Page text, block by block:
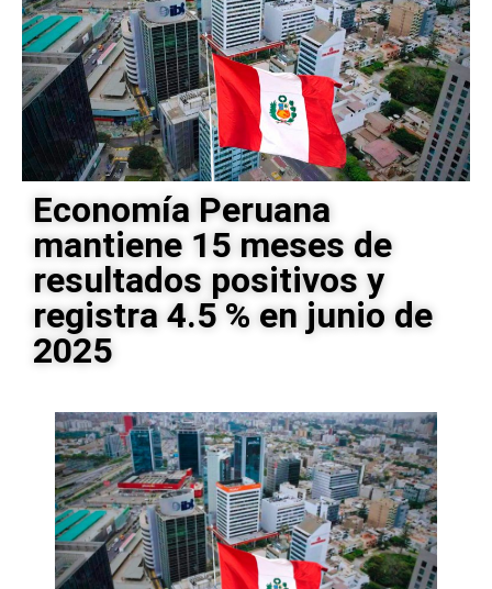
Economía Peruana
mantiene 15 meses de
resultados positivos y
registra 4.5 % en junio de
2025